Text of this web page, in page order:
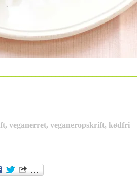
veganerret, veganeropskrift, kødfri